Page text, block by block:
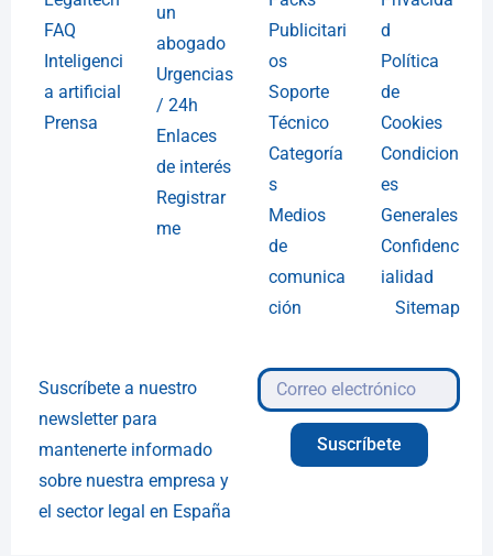
FAQ
Inteligenci
a artificial
Prensa
un
abogado
Urgencias
/ 24h
Enlaces
de interés
Registrar
me
Publicitari
os
Soporte
Técnico
Categoría
s
Medios
de
comunica
ción
d
Política
de
Cookies
Condicion
es
Generales
Confidenc
ialidad
Sitemap
Suscríbete a nuestro
newsletter para
mantenerte informado
sobre nuestra empresa y
el sector legal en España
Suscríbete